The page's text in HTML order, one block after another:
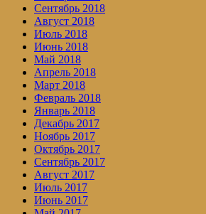
Сентябрь 2018
Август 2018
Июль 2018
Июнь 2018
Май 2018
Апрель 2018
Март 2018
Февраль 2018
Январь 2018
Декабрь 2017
Ноябрь 2017
Октябрь 2017
Сентябрь 2017
Август 2017
Июль 2017
Июнь 2017